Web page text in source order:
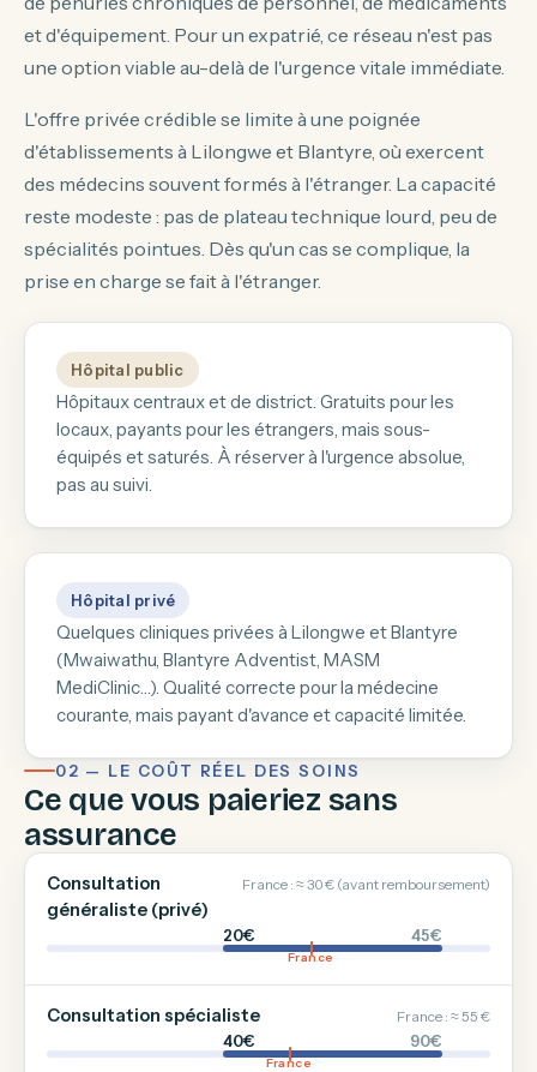
et d'équipement. Pour un expatrié, ce réseau n'est pas
une option viable au-delà de l'urgence vitale immédiate.
L'offre privée crédible se limite à une poignée
d'établissements à Lilongwe et Blantyre, où exercent
des médecins souvent formés à l'étranger. La capacité
reste modeste : pas de plateau technique lourd, peu de
spécialités pointues. Dès qu'un cas se complique, la
prise en charge se fait à l'étranger.
Hôpital public
Hôpitaux centraux et de district. Gratuits pour les
locaux, payants pour les étrangers, mais sous-
équipés et saturés. À réserver à l'urgence absolue,
pas au suivi.
Hôpital privé
Quelques cliniques privées à Lilongwe et Blantyre
(Mwaiwathu, Blantyre Adventist, MASM
MediClinic…). Qualité correcte pour la médecine
courante, mais payant d'avance et capacité limitée.
02 — LE COÛT RÉEL DES SOINS
Ce que vous paieriez sans
assurance
Consultation
généraliste (privé)
France : ≈ 30 € (avant remboursement)
20€ 45€
France
Consultation spécialiste France : ≈ 55 €
40€ 90€
France